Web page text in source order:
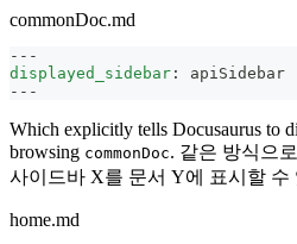
commonDoc.md
---
displayed_sidebar :
apiSidebar
---
Which explicitly tells Docusaurus to
browsing commonDoc. 같은 방식으
사이드바 X를 문서 Y에 표시할 수
home.md